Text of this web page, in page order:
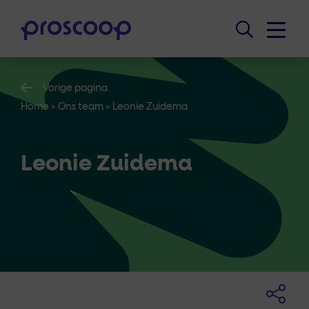
Vorige pagina
Home > Ons team > Leonie Zuidema
Leonie Zuidema
Office assistent